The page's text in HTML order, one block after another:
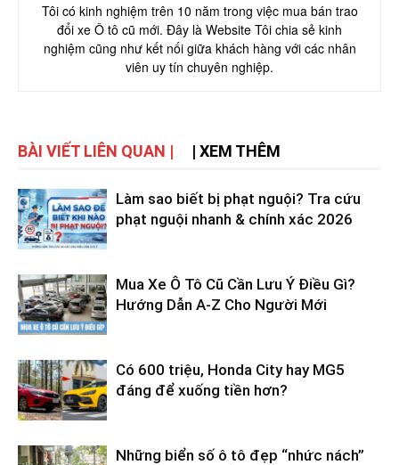
Tôi có kinh nghiệm trên 10 năm trong việc mua bán trao
đổi xe Ô tô cũ mới. Đây là Website Tôi chia sẻ kinh
nghiệm cũng như kết nối giữa khách hàng với các nhân
viên uy tín chuyên nghiệp.
BÀI VIẾT LIÊN QUAN | | XEM THÊM
Làm sao biết bị phạt nguội? Tra cứu
phạt nguội nhanh & chính xác 2026
Mua Xe Ô Tô Cũ Cần Lưu Ý Điều Gì?
Hướng Dẫn A-Z Cho Người Mới
Có 600 triệu, Honda City hay MG5
đáng để xuống tiền hơn?
Những biển số ô tô đẹp “nhức nách”